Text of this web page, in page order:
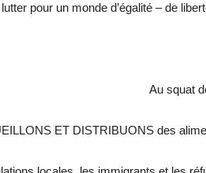
pour un monde d’égalité – de
Au squat
ET DISTRIBUONS des